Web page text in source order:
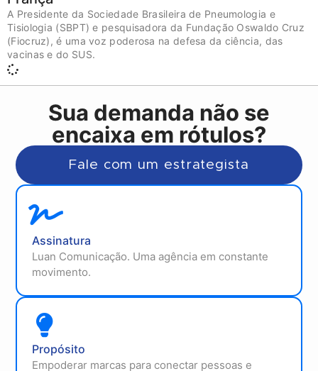
A Presidente da Sociedade Brasileira de Pneumologia e
Tisiologia (SBPT) e pesquisadora da Fundação Oswaldo Cruz
(Fiocruz), é uma voz poderosa na defesa da ciência, das
vacinas e do SUS.
Sua demanda não se
encaixa em rótulos?
Fale com um estrategista
Assinatura
Luan Comunicação. Uma agência em constante
movimento.
Propósito
Empoderar marcas para conectar pessoas e